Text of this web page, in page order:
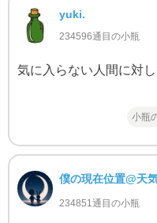
yuki.
234596通目の小瓶
気に入らない人間に対し
小瓶
僕の現在位置@天
234851通目の小瓶